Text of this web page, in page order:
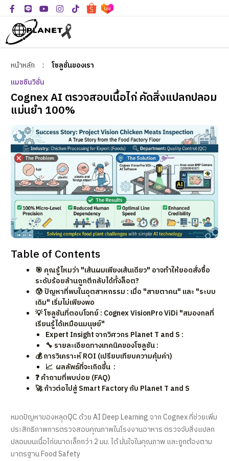
หน้าหลัก :
โซลูชั่นของเรา
แมชชีนวิชั่น
Cognex AI ตรวจสอบเนื้อไก่ คัดสิ่งแปลกปลอม
แม่นยำ 100%
Table of Contents
🎯 คุณรู้ไหมว่า "เส้นผมเพียงเส้นเดียว" อาจทำให้ยอดสั่งซื้อ
ระดับร้อยล้านถูกตีกลับได้ทั้งล็อต?
😰 ปัญหาที่พบในอุตสาหกรรม : เมื่อ "สายตาคน" และ "ระบบ
เดิม" เริ่มไม่เพียงพอ
💡 โซลูชันที่ตอบโจทย์ : Cognex VisionPro ViDi "สมองกลที่
เรียนรู้ได้เหมือนมนุษย์"
Expert Insight จากวิศวกร Planet T and S :
🔧 รายละเอียดทางเทคนิคของโซลูชัน :
💰 การวิเคราะห์ ROI (เปรียบเทียบความคุ้มค่า)
📈 ผลลัพธ์ที่จะเกิดขึ้น :
❓ คำถามที่พบบ่อย (FAQ)
🚀 ก้าวต่อไปสู่ Smart Factory กับ Planet T and S
หมดปัญหาของหลุดQC ด้วย AI Deep Learning จาก Cognex ที่ช่วยเพิ่ม
ประสิทธิภาพการตรวจสอบคุณภาพในโรงงานอาหาร ตรวจจับสิ่งแปลก
ปลอมบนเนื้อไก่ขนาดเล็กกว่า 2 มม. ได้ มั่นใจในคุณภาพ และถูกต้องตาม
มาตรฐาน Food Safety